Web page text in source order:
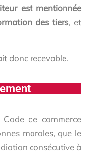
est mentionnée
des tiers, et
donc recevable.
de commerce
morales, que le
consécutive à